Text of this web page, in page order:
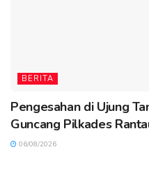
BERITA
Pengesahan di Ujung
Guncang Pilkades
06/08/2026